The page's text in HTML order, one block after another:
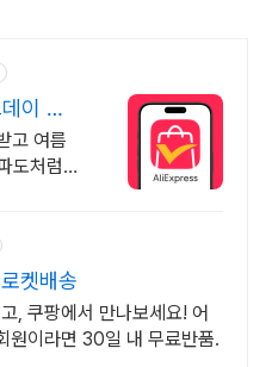
이 최
급
고 여름
도처럼밀
켓배송
, 쿠팡에서 만나보세요! 어
원이라면 30일 내 무료반품.